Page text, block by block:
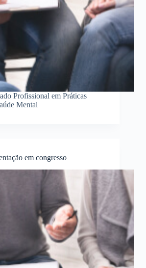
Profissional em Práticas
Mental
em congresso